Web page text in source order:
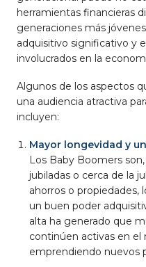
herramientas financieras
generaciones más
adquisitivo significativo y
involucrados en la
Algunos de los aspectos
una audiencia atractiva
incluyen:
Mayor longevidad y
Los Baby Boomers
jubiladas o cerca de la
ahorros o
un buen poder
alta ha generado que
continúen activas en el
emprendiendo nuevos